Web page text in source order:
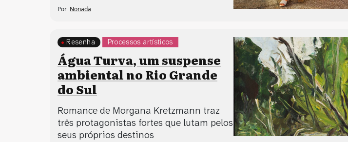
Por Nonada
Processos artísticos
Resenha
Água Turva, um suspense
ambiental no Rio Grande
do Sul
Romance de Morgana Kretzmann traz
três protagonistas fortes que lutam pelos
seus próprios destinos